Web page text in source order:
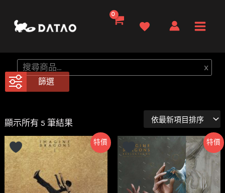
要
內
Menu
搜
尋
x
篩選
顯示所有 5 筆結果
新
項
目
排
特價 特價